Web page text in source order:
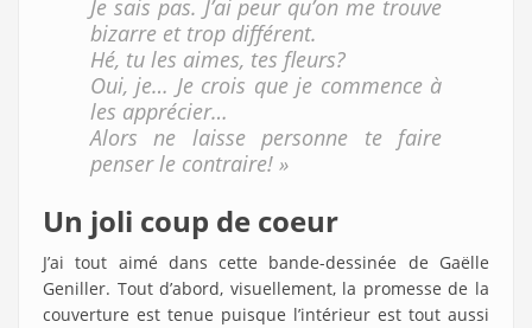
Je sais pas. J’ai peur qu’on me trouve
bizarre et trop différent.
Hé, tu les aimes, tes fleurs?
Oui, je… Je crois que je commence à
les apprécier…
Alors ne laisse personne te faire
penser le contraire! »
Un joli coup de coeur
J’ai tout aimé dans cette bande-dessinée de Gaëlle
Geniller. Tout d’abord, visuellement, la promesse de la
couverture est tenue puisque l’intérieur est tout aussi